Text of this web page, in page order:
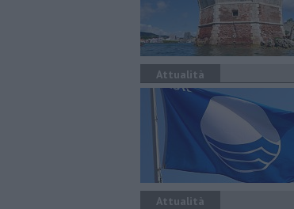
Attualità
Attualità